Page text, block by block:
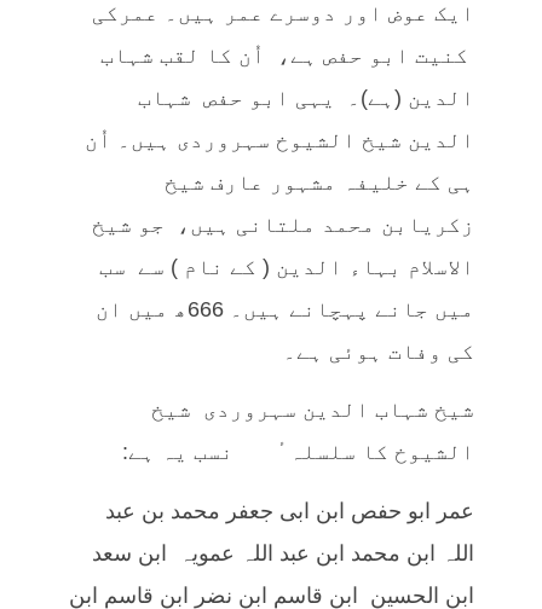
ایک عوض اور دوسرے عمر ہیں۔ عمرکی
کنیت ابو حفص ہے، اُن کا لقب شہاب
الدین (ہے)۔ یہی ابو حفص شہاب
الدین شیخ الشیوخ سہروردی ہیں۔ اُن
ہی کے خلیفہ مشہور عارف شیخ
زکریابن محمد ملتانی ہیں، جو شیخ
الاسلام بہاء الدین ( کے نام ) سے سب
میں جانے پہچانے ہیں۔ 666ھ میں ان
کی وفات ہوئی ہے۔
شیخ شہاب الدین سہروردی شیخ
الشیوخ کا سلسلہ ٔ نسب یہ ہے:
عمر ابو حفص ابن ابی جعفر محمد بن عبد
اللہ ابن محمد ابن عبد اللہ عمویہ ابن سعد
ابن الحسین ابن قاسم ابن نضر ابن قاسم ابن